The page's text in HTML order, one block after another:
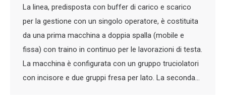
La linea, predisposta con buffer di carico e scarico
per la gestione con un singolo operatore, è costituita
da una prima macchina a doppia spalla (mobile e
fissa) con traino in continuo per le lavorazioni di testa.
La macchina è configurata con un gruppo truciolatori
con incisore e due gruppi fresa per lato. La seconda…